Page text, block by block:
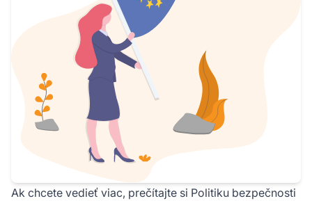
Ak chcete vedieť viac, prečítajte si Politiku bezpečnosti